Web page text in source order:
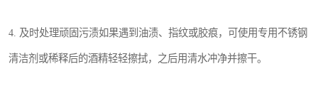
4. 及时处理顽固污渍如果遇到油渍、指纹或胶痕，可使用专用不锈钢
清洁剂或稀释后的酒精轻轻擦拭，之后用清水冲净并擦干。